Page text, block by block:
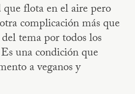
flota en el aire pero
complicación más que
tema por todos los
una condición que
a veganos y